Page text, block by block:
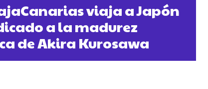
viaja a Japón
a la madurez
de Akira Kurosawa